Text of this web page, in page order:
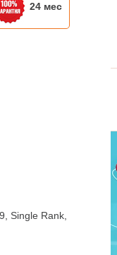
24 мес
Single Rank,